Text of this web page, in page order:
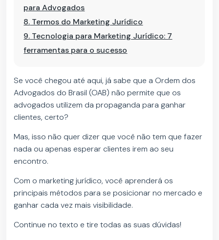
para Advogados
8. Termos do Marketing Jurídico
9. Tecnologia para Marketing Jurídico: 7
ferramentas para o sucesso
Se você chegou até aqui, já sabe que a Ordem dos
Advogados do Brasil (OAB) não permite que os
advogados utilizem da propaganda para ganhar
clientes, certo?
Mas, isso não quer dizer que você não tem que fazer
nada ou apenas esperar clientes irem ao seu
encontro.
Com o marketing jurídico, você aprenderá os
principais métodos para se posicionar no mercado e
ganhar cada vez mais visibilidade.
Continue no texto e tire todas as suas dúvidas!